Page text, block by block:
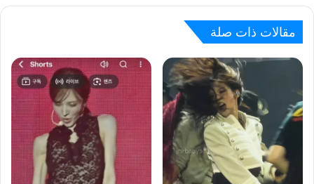
مقالات ذات صلة